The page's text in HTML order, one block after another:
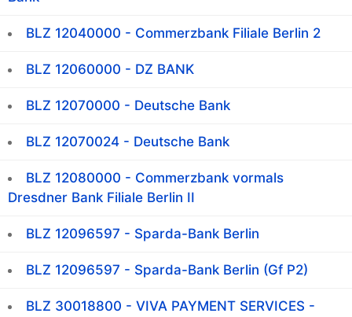
BLZ 12040000 - Commerzbank Filiale Berlin 2
BLZ 12060000 - DZ BANK
BLZ 12070000 - Deutsche Bank
BLZ 12070024 - Deutsche Bank
BLZ 12080000 - Commerzbank vormals
Dresdner Bank Filiale Berlin II
BLZ 12096597 - Sparda-Bank Berlin
BLZ 12096597 - Sparda-Bank Berlin (Gf P2)
BLZ 30018800 - VIVA PAYMENT SERVICES -